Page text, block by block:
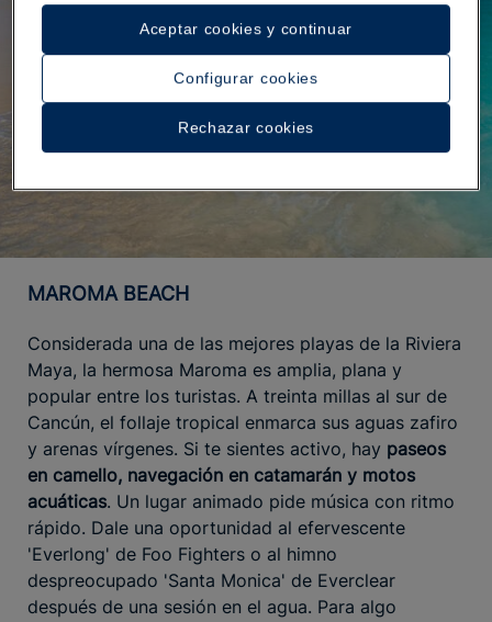
MAROMA BEACH
Considerada una de las mejores playas de la Riviera
Maya, la hermosa Maroma es amplia, plana y
popular entre los turistas. A treinta millas al sur de
Cancún, el follaje tropical enmarca sus aguas zafiro
y arenas vírgenes. Si te sientes activo, hay paseos
en camello, navegación en catamarán y motos
acuáticas. Un lugar animado pide música con ritmo
rápido. Dale una oportunidad al efervescente
'Everlong' de Foo Fighters o al himno
despreocupado 'Santa Monica' de Everclear
después de una sesión en el agua. Para algo
Configurar cookies
Rechazar cookies
Aceptar cookies y continuar